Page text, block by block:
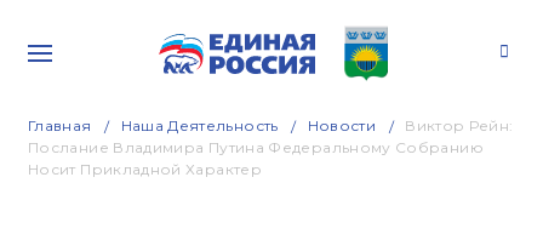
Главная Наша Деятельность Новости
Виктор Рейн:
Послание Владимира Путина Федеральному Собранию
Носит Прикладной Характер